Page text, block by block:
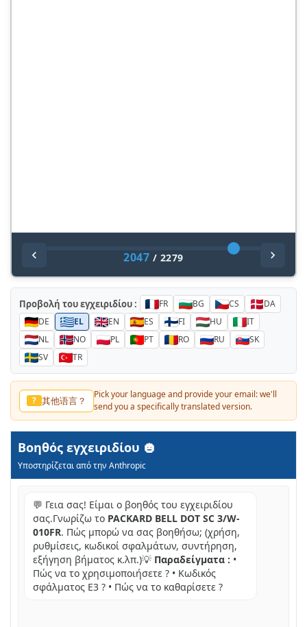
2047 / 2279
Προβολή του εγχειριδίου : FR BG CS
DA
DE
EL EN ES FI HU
IT
NL
NO PL PT RO RU
SK
SV
TR
? 其他语言？
Pick your language and provide your email: we'll
send you a specifically translated version.
Βοηθός εγχειριδίου
Υποστηρίζεται από την Anthropic
💬 Γεια σας! Είμαι ο βοηθός του εγχειριδίου
σας.Γνωρίζω το PACKARD BELL DOT SC 3/W-
010FR. Πώς μπορώ να σας βοηθήσω; (χρήση,
ρυθμίσεις, κωδικοί σφαλμάτων, συντήρηση,
εξήγηση βήματος κ.λπ.)💡 Παραδείγματα : •
Πώς να το χρησιμοποιήσετε ? • Κωδικός
σφάλματος E3 ? • Πώς να το καθαρίσετε ?